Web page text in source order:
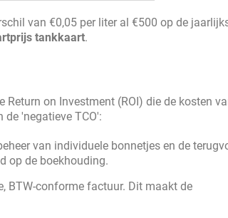
van €0,05 per liter al €500 op de
tankkaart.
on Investment (ROI) die de kosten
'negatieve TCO':
van individuele bonnetjes en de
op de boekhouding.
BTW-conforme factuur. Dit maakt de